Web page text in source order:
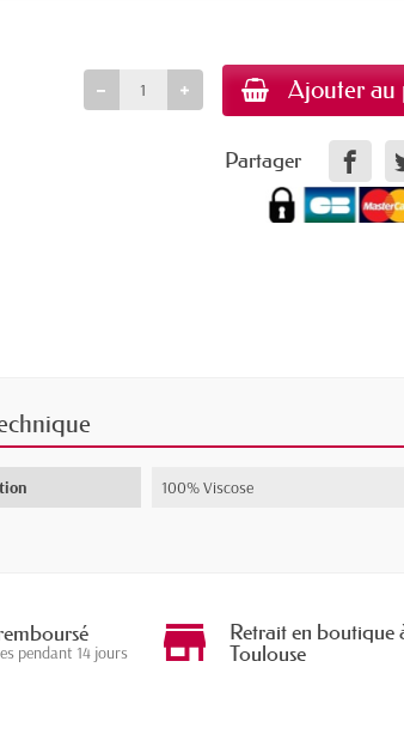
Ajouter au
Partager
100% Viscose
pendant 14 jours
Retrait en boutique
Toulouse